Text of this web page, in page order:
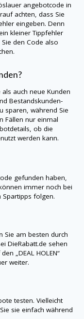
angebotcode in
achten, dass Sie
eingeben. Denn
kleiner Tippfehler
den Code also
auch neue Kunden
Bestandskunden-
sparen, während Sie
Fällen nur einmal
ob die
werden kann.
gefunden haben,
immer noch bei
Spartipps folgen.
Sie am besten durch
DieRabatt.de sehen
„DEAL HOLEN“
weiter.
testen. Vielleicht
sie einfach während